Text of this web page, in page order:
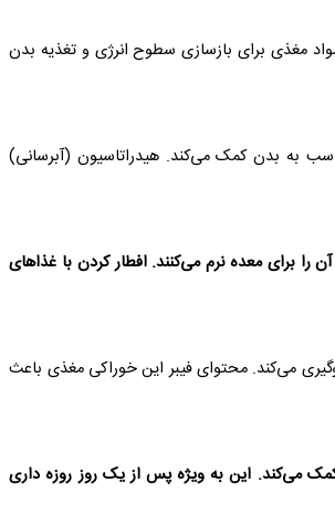
مغذی برای بازسازی سطوح انرژی و تغذیه بدن
به بدن کمک می‌کند. هیدراتاسیون (آبرسانی)
برای معده نرم می‌کنند. افطار کردن با غذا‌های
می‌کند. محتوای فیبر این خوراکی مغذی باعث
می‌کند. این به ویژه پس از یک روز روزه داری